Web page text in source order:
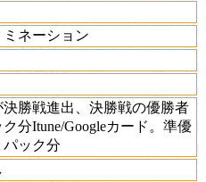
ミネーション
決勝戦進出、決勝戦の優勝者
分Itune/Googleカード。準優
ック分